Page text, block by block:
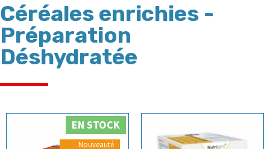
Céréales enrichies -
Préparation
Déshydratée
EN STOCK